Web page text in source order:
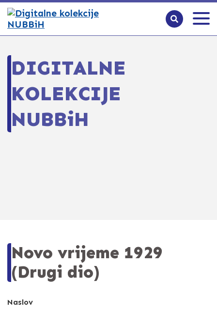
DIGITALNE
KOLEKCIJE
NUBBiH
Novo vrijeme 1929
(Drugi dio)
Naslov